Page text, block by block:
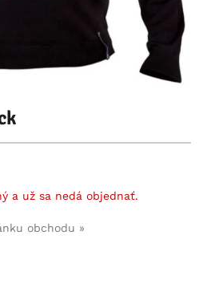
a už sa nedá objednať.
obchodu »